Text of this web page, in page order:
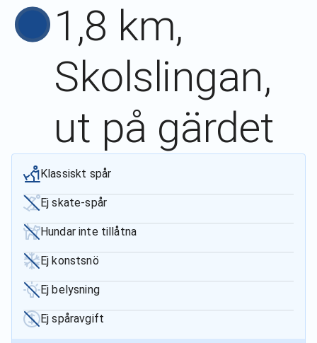
1,8 km,
Skolslingan,
ut på gärdet
Klassiskt spår
Ej skate-spår
Hundar inte tillåtna
Ej konstsnö
Ej belysning
Ej spåravgift